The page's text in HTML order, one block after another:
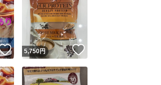
いいね！
5,750円